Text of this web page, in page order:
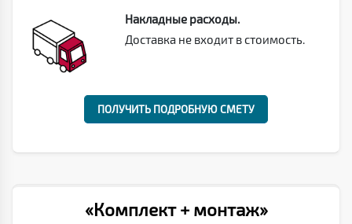
Накладные расходы.
Доставка не входит в стоимость.
ПОЛУЧИТЬ ПОДРОБНУЮ СМЕТУ
«Комплект + монтаж»